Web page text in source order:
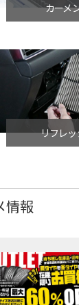
カーメ
リフレ
情報